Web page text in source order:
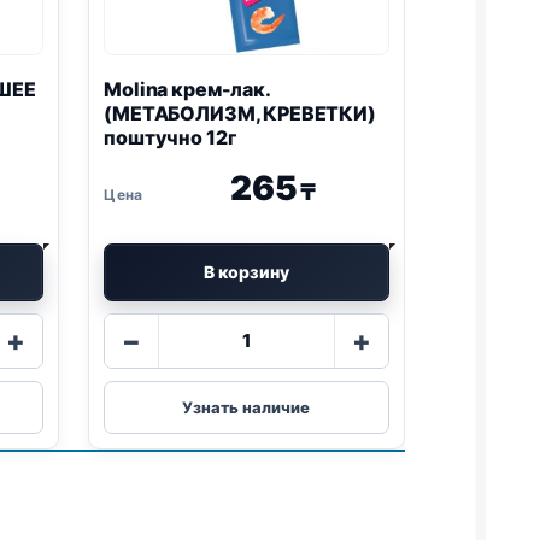
+
Molina крем-лак.
(МЕТАБОЛИЗМ, КРЕВЕТКИ)
поштучно 12г
265₸
В корзину
−
товара
Molina
крем-
(МЕТАБОЛИЗМ,
+
Узнать наличие